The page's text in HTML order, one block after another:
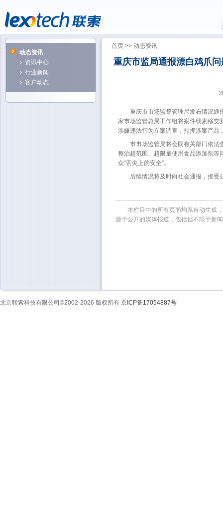
动态资讯
资讯中心
行业新闻
客户动态
首页 >> 动态资讯
重庆市监局通报漂白鸡爪
重庆市市场监督管理局发布情况通
家市场监管总局工作组将案件线索移交
涉嫌违法行为立案调查，扣押涉案产品
市市场监管局将会同有关部门依法
整治超范围、超限量使用食品添加剂等
众“舌尖上的安全”。
后续情况将及时向社会通报，接受
本栏目中的所有页面均系自动生成
源于公开的媒体报道，包括但不限于新
北京联索科技有限公司©2002-2026 版权所有 京ICP备17054887号